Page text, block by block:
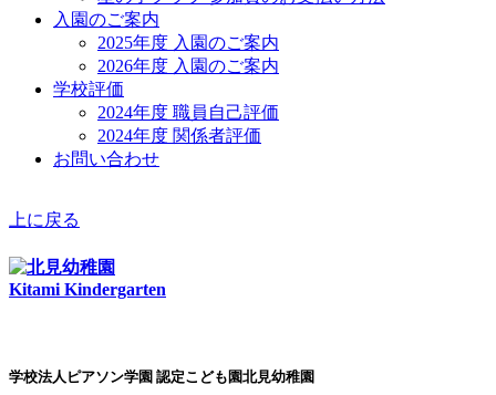
入園のご案内
2025年度 入園のご案内
2026年度 入園のご案内
学校評価
2024年度 職員自己評価
2024年度 関係者評価
お問い合わせ
上に戻る
Kitami Kindergarten
学校法人ピアソン学園 認定こども園北見幼稚園